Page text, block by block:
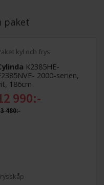
paket
kyl och frys
K2385HE-
2000-serien,
186cm
990:-
480:-